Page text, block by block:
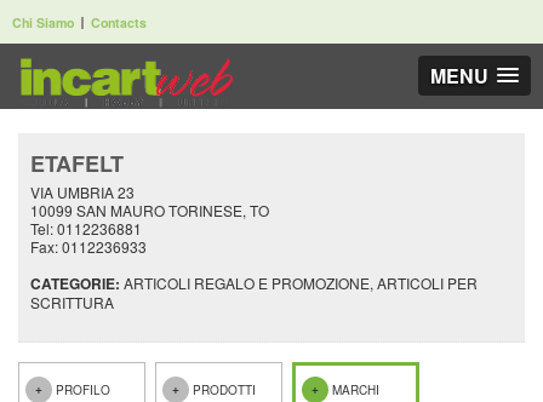
Chi Siamo Contacts
MENU
ETAFELT
VIA UMBRIA 23
10099 SAN MAURO TORINESE, TO
Tel: 0112236881
Fax: 0112236933
CATEGORIE: ARTICOLI REGALO E PROMOZIONE, ARTICOLI PER
SCRITTURA
PROFILO PRODOTTI MARCHI